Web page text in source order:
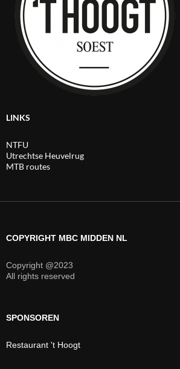
LINKS
NTFU
Utrechtse Heuvelrug
MTB routes
COPYRIGHT MBC MIDDEN NL
Copyright @2023
All rights reserved
SPONSOREN
Restaurant 't Hoogt